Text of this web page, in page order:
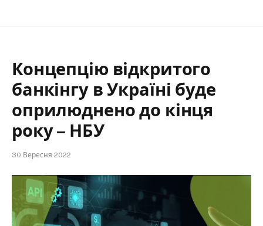
Концепцію відкритого
банкінгу в Україні буде
оприлюднено до кінця
року – НБУ
30 Вересня 2022